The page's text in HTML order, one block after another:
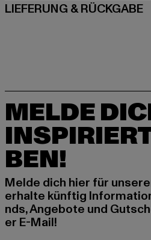
LIEFERUNG & RÜCKGABE
MELDE
BEN!
Melde dich hier für
erhalte künftig
nds, Angebote und
er E-Mail!